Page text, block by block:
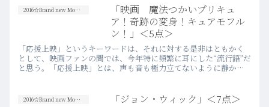
のは如何なものかとは思った。けれど、
実際に観てみたならば、設定的…more
2016☆Brand new Movies
「映画 魔法つかいプリキュ
ア！奇跡の変身！キュアモフル
ン！」＜5点＞
「応援上映」というキーワードは、それに対する是非はともかく
として、映画ファンの間では、今年特に頻繁に耳にした“流行語”だ
と思う。「応援上映」とは、声も音も極力立てないように静かに
2016☆Brand new Movies 「ジョン・ウィック」＜7点＞